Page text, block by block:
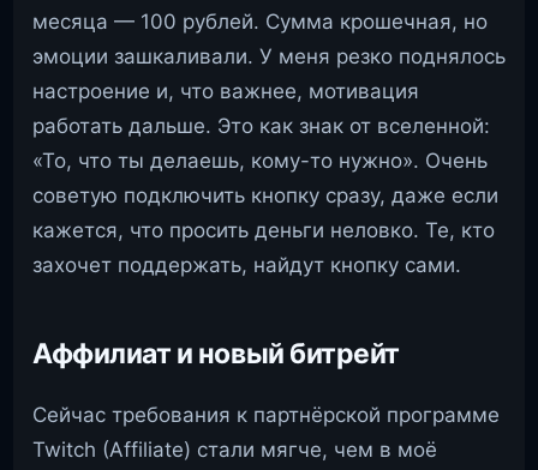
месяца — 100 рублей. Сумма крошечная, но
эмоции зашкаливали. У меня резко поднялось
настроение и, что важнее, мотивация
работать дальше. Это как знак от вселенной:
«То, что ты делаешь, кому-то нужно». Очень
советую подключить кнопку сразу, даже если
кажется, что просить деньги неловко. Те, кто
захочет поддержать, найдут кнопку сами.
Аффилиат и новый битрейт
Сейчас требования к партнёрской программе
Twitch (Affiliate) стали мягче, чем в моё